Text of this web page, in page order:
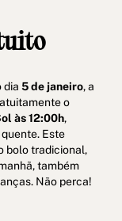
dia 5 de janeiro, a
o
às 12:00h,
Este
bolo tradicional,
também
Não perca!